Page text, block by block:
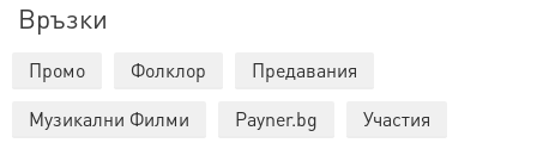
Връзки
Промо Фолклор
Предавания
Музикални Филми
Payner.bg
Участия